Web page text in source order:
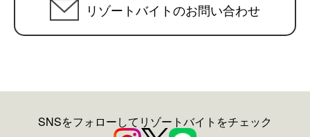
リゾートバイトのお問い合わせ
SNSをフォローしてリゾートバイトをチェック